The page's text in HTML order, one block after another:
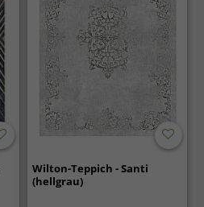
Wilton-Teppich - Santi
(hellgrau)